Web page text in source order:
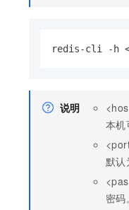
redis-cli -h
说明
本机
默认
密码。